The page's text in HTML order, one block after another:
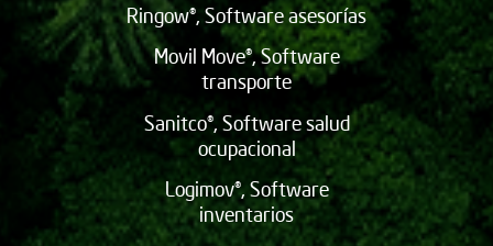
Ringow®, Software asesorías
Movil Move®, Software
transporte
Sanitco®, Software salud
ocupacional
Logimov®, Software
inventarios